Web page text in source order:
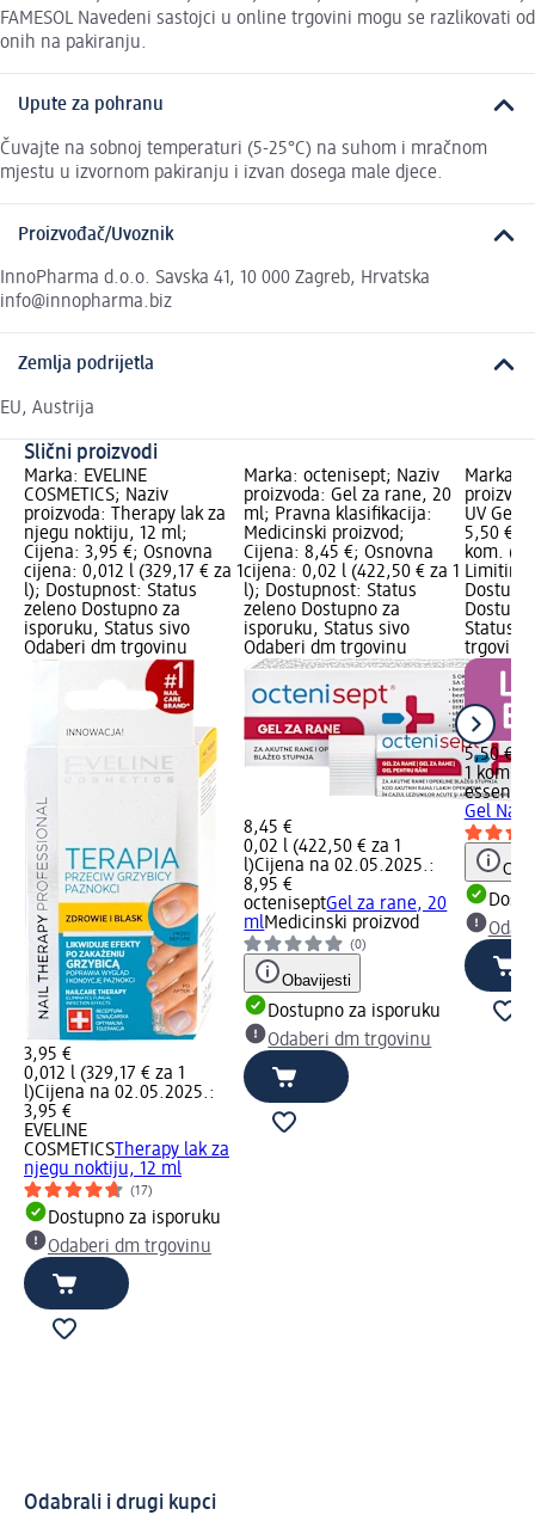
FAMESOL Navedeni sastojci u online trgovini mogu se razlikovati od
onih na pakiranju.
Upute za pohranu
Čuvajte na sobnoj temperaturi (5-25°C) na suhom i mračnom
mjestu u izvornom pakiranju i izvan dosega male djece.
Proizvođač/Uvoznik
InnoPharma d.o.o. Savska 41, 10 000 Zagreb, Hrvatska
info@innopharma.biz
Zemlja podrijetla
EU, Austrija
Slični proizvodi
Marka: EVELINE
COSMETICS; Naziv
proizvoda: Therapy lak za
njegu noktiju, 12 ml;
Cijena: 3,95 €; Osnovna
cijena: 0,012 l (329,17 € za 1
l); Dostupnost: Status
zeleno Dostupno za
isporuku, Status sivo
Odaberi dm trgovinu
3,95 €
0,012 l (329,17 € za 1
l)Cijena na 02.05.2025.:
3,95 €
EVELINE
COSMETICS Therapy lak za
njegu noktiju, 12 ml
(17)
Dostupno za isporuku
Odaberi dm trgovinu
Marka: octenisept; Naziv
proizvoda: Gel za rane, 20
ml; Pravna klasifikacija:
Medicinski proizvod;
Cijena: 8,45 €; Osnovna
cijena: 0,02 l (422,50 € za 1
l); Dostupnost: Status
zeleno Dostupno za
isporuku, Status sivo
Odaberi dm trgovinu
8,45 €
0,02 l (422,50 € za 1
l)Cijena na 02.05.2025.:
8,95 €
octeniseptGel za rane, 20
mlMedicinski proizvod
(0)
Obavijesti
Dostupno za isporuku
Odaberi dm trgovinu
Marka:
UV Gel
5,50 €;
kom.
Status
trgovinu
5,50 €
1 kom.
essence
Gel
Odabrali i drugi kupci